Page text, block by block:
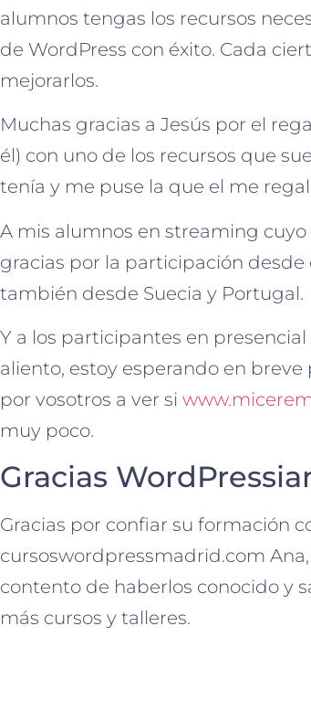
alumnos tengas los recursos
de WordPress con éxito. Cada
mejorarlos.
Muchas gracias a Jesús por el
él) con uno de los recursos que
tenía y me puse la que el me
A mis alumnos en streaming
gracias por la participación
también desde Suecia y Portugal.
Y a los participantes en
aliento, estoy esperando en
por vosotros a ver si
muy poco.
Gracias
Gracias por confiar su formación
cursoswordpressmadrid.com
contento de haberlos conocido y
más cursos y talleres.